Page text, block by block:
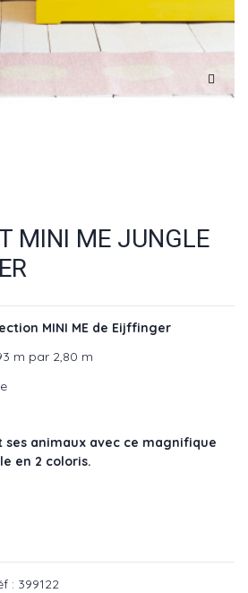
MINI ME JUNGLE
MINI ME de Eijffinger
m par 2,80 m
animaux avec ce magnifique
en 2 coloris.
: 399122